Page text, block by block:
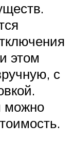
этом
с
можно